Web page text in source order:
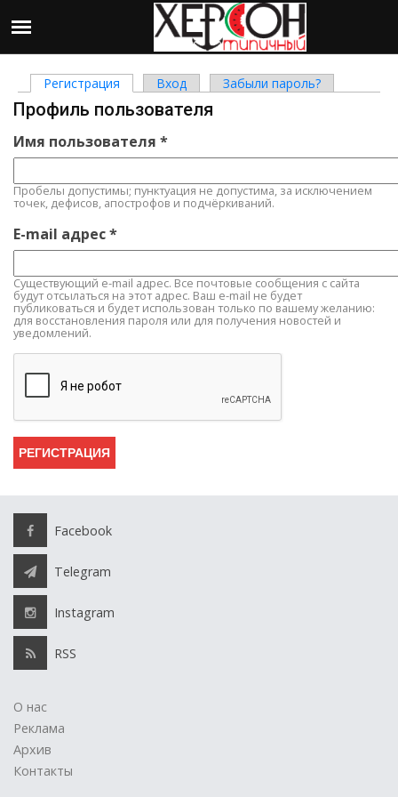
Главные вкладки
Регистрация (активная вкладка)
Вход Забыли пароль?
Профиль пользователя
Имя пользователя *
Пробелы допустимы; пунктуация не допустима, за исключением
точек, дефисов, апострофов и подчёркиваний.
E-mail адрес*
Существующий e-mail адрес. Все почтовые сообщения с сайта
будут отсылаться на этот адрес. Ваш e-mail не будет
публиковаться и будет использован только по вашему желанию:
для восстановления пароля или для получения новостей и
уведомлений.
Facebook
Telegram
Instagram
RSS
О нас
Реклама
Архив
Контакты